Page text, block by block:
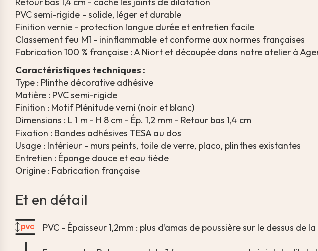
PVC semi-rigide - solide, léger et durable
Finition vernie - protection longue durée et entretien facile
Classement feu M1 - ininflammable et conforme aux normes françaises
Fabrication 100 % française : A Niort et découpée dans notre atelier à
Caractéristiques techniques :
Type : Plinthe décorative adhésive
Matière : PVC semi-rigide
Finition : Motif Plénitude verni (noir et blanc)
Dimensions : L 1 m - H 8 cm - Ép. 1,2 mm - Retour bas 1,4 cm
Fixation : Bandes adhésives TESA au dos
Usage : Intérieur - murs peints, toile de verre, placo, plinthes existantes
Entretien : Éponge douce et eau tiède
Origine : Fabrication française
Et en détail
PVC - Épaisseur 1,2mm : plus d’amas de poussière sur le dessus de